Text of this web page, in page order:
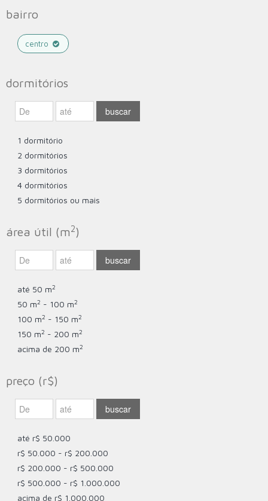
bairro
centro
dormitórios
1 dormitório
2 dormitórios
3 dormitórios
4 dormitórios
5 dormitórios ou mais
área útil (m2)
até 50 m2
50 m2 - 100 m2
100 m2 - 150 m2
150 m2 - 200 m2
acima de 200 m2
preço (r$)
até r$ 50.000
r$ 50.000 - r$ 200.000
r$ 200.000 - r$ 500.000
r$ 500.000 - r$ 1.000.000
acima de r$ 1.000.000